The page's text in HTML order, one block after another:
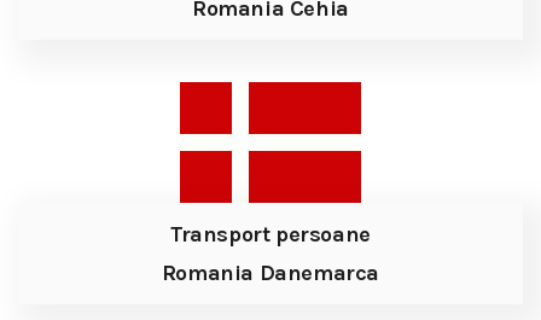
Romania Cehia
Transport persoane
Romania Danemarca